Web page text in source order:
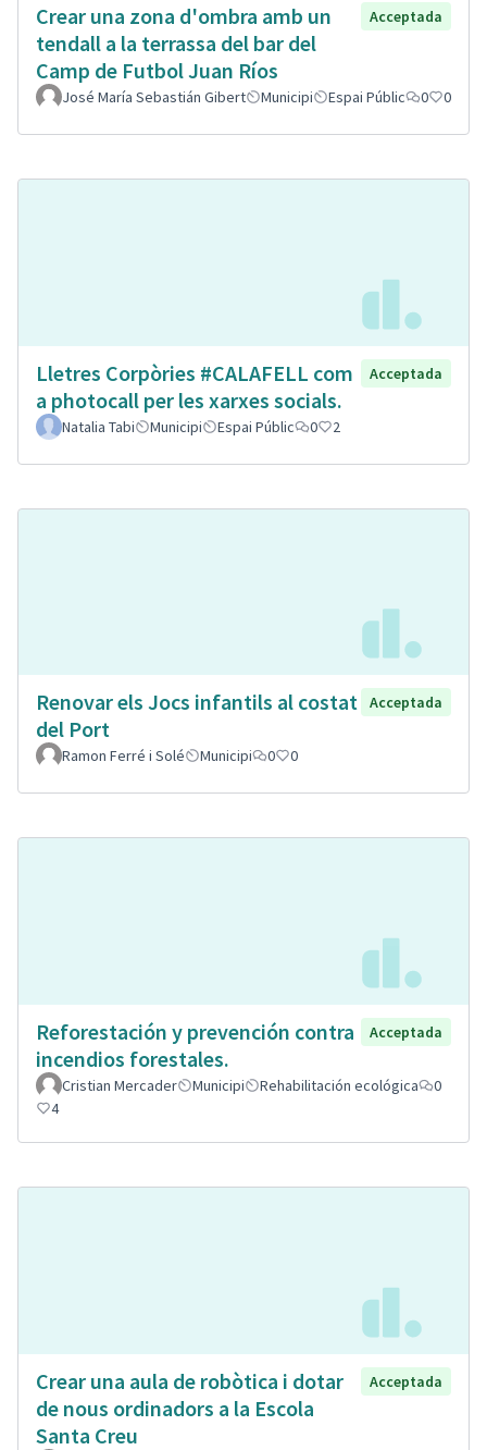
Crear una zona d'ombra amb un
tendall a la terrassa del bar del
Camp de Futbol Juan Ríos
Acceptada
José María Sebastián Gibert Municipi Espai Públic 0 0
Lletres Corpòries #CALAFELL com
a photocall per les xarxes socials.
Acceptada
Natalia Tabi Municipi Espai Públic 0 2
Renovar els Jocs infantils al costat
del Port
Acceptada
Ramon Ferré i Solé Municipi 0 0
Reforestación y prevención contra
incendios forestales.
Acceptada
Cristian Mercader Municipi Rehabilitación ecológica
0
4
Crear una aula de robòtica i dotar
de nous ordinadors a la Escola
Santa Creu
Acceptada